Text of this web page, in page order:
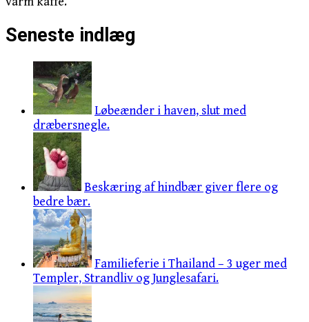
Seneste indlæg
Løbeænder i haven, slut med
dræbersnegle.
Beskæring af hindbær giver flere og
bedre bær.
Familieferie i Thailand – 3 uger med
Templer, Strandliv og Junglesafari.